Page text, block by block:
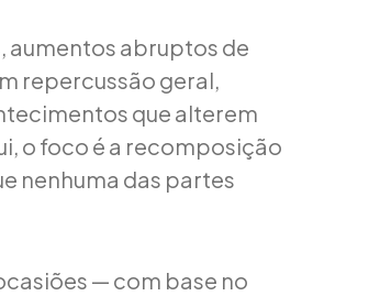
aumentos abruptos de
repercussão geral,
que alterem
o foco é a recomposição
nenhuma das partes
— com base no